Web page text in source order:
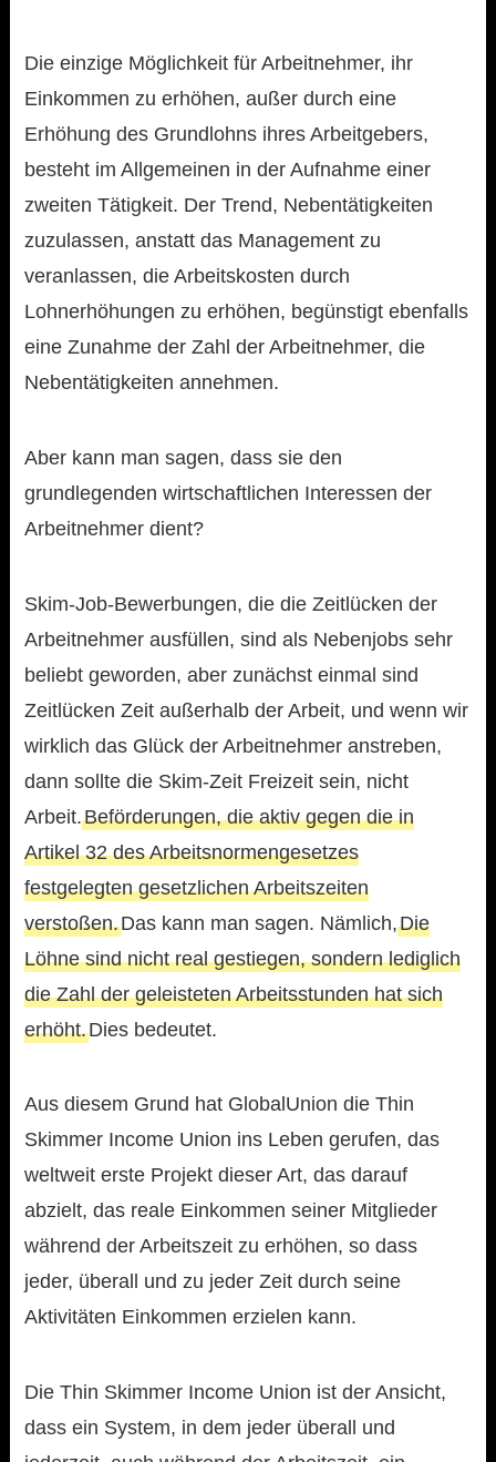
Die einzige Möglichkeit für Arbeitnehmer, ihr
Einkommen zu erhöhen, außer durch eine
Erhöhung des Grundlohns ihres Arbeitgebers,
besteht im Allgemeinen in der Aufnahme einer
zweiten Tätigkeit. Der Trend, Nebentätigkeiten
zuzulassen, anstatt das Management zu
veranlassen, die Arbeitskosten durch
Lohnerhöhungen zu erhöhen, begünstigt ebenfalls
eine Zunahme der Zahl der Arbeitnehmer, die
Nebentätigkeiten annehmen.
Aber kann man sagen, dass sie den
grundlegenden wirtschaftlichen Interessen der
Arbeitnehmer dient?
Skim-Job-Bewerbungen, die die Zeitlücken der
Arbeitnehmer ausfüllen, sind als Nebenjobs sehr
beliebt geworden, aber zunächst einmal sind
Zeitlücken Zeit außerhalb der Arbeit, und wenn wir
wirklich das Glück der Arbeitnehmer anstreben,
dann sollte die Skim-Zeit Freizeit sein, nicht
Arbeit.Beförderungen, die aktiv gegen die in
Artikel 32 des Arbeitsnormengesetzes
festgelegten gesetzlichen Arbeitszeiten
verstoßen.Das kann man sagen. Nämlich,Die
Löhne sind nicht real gestiegen, sondern lediglich
die Zahl der geleisteten Arbeitsstunden hat sich
erhöht.Dies bedeutet.
Aus diesem Grund hat GlobalUnion die Thin
Skimmer Income Union ins Leben gerufen, das
weltweit erste Projekt dieser Art, das darauf
abzielt, das reale Einkommen seiner Mitglieder
während der Arbeitszeit zu erhöhen, so dass
jeder, überall und zu jeder Zeit durch seine
Aktivitäten Einkommen erzielen kann.
Die Thin Skimmer Income Union ist der Ansicht,
dass ein System, in dem jeder überall und